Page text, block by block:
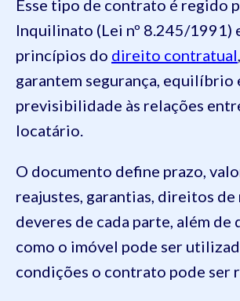
Esse tipo de contrato é regido
Inquilinato (Lei nº 8.245/1991)
princípios do direito contratual
garantem segurança, equilíbrio
previsibilidade às relações
locatário.
O documento define prazo,
reajustes, garantias, direitos de
deveres de cada parte, além
como o imóvel pode ser
condições o contrato pode ser